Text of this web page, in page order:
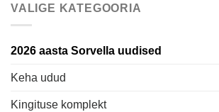
VALIGE KATEGOORIA
2026 aasta Sorvella uudised
Keha udud
Kingituse komplekt